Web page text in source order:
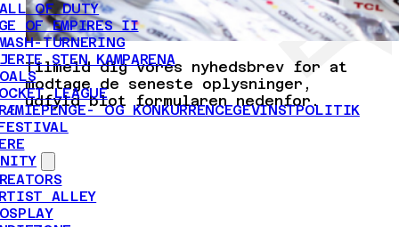
OF DUTY
OF EMPIRES II
TURNERING
STEN KAMPARENA
LEAGUE
OG KONKURRENCEGEVINSTPOLITIK
ALLEY
Tilmeld dig vores nyhedsbrev for at
modtage de seneste oplysninger,
udfyld blot formularen nedenfor.